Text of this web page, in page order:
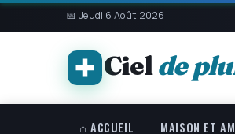
📅 Jeudi 6 Août 2026
Cielde
⌂ ACCUEIL MAISON ET